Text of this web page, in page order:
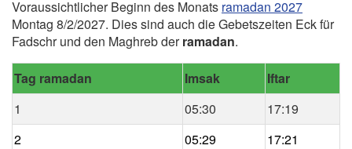
Voraussichtlicher Beginn des Monats ramadan 2027
Montag 8/2/2027. Dies sind auch die Gebetszeiten Eck für
Fadschr und den Maghreb derramadan.
Tag ramadan Imsak
Iftar
1
05:30
17:19
2
05:29
17:21